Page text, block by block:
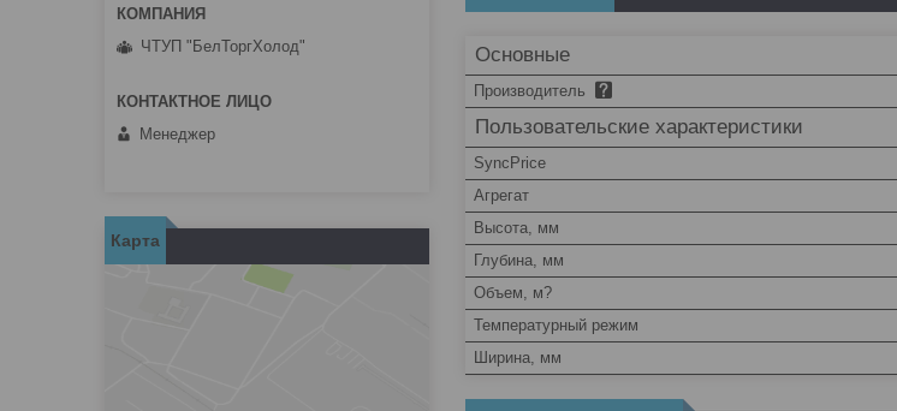
Основные
Производитель
Пользовательские характеристики
SyncPrice
Агрегат
Высота, мм
Глубина, мм
Объем, м?
Температурный режим
Ширина, мм
ЧТУП "БелТоргХолод"
Менеджер
Карта